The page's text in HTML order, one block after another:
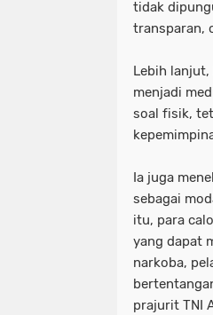
tidak
transparan,
Lebih lanjut,
menjadi
soal fisik,
Ia juga
sebagai
itu, para
yang dapat
narkoba,
prajurit TNI